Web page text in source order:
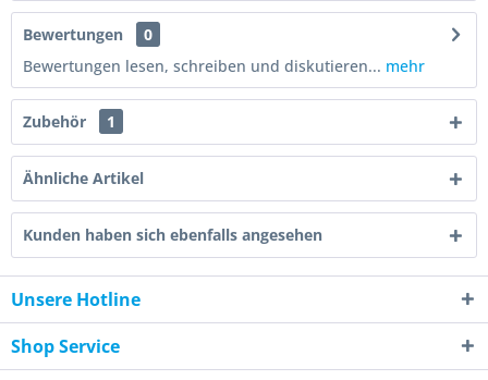
Bewertungen
0
Bewertungen lesen, schreiben und diskutieren... mehr
Zubehör 1
Ähnliche Artikel
Kunden haben sich ebenfalls angesehen
Unsere Hotline
Shop Service